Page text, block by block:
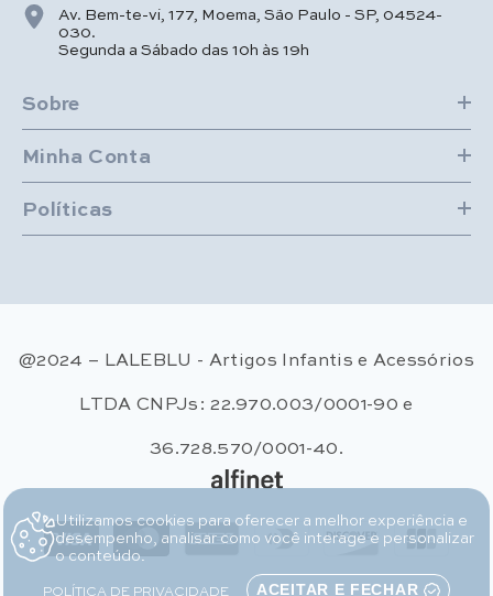
Av. Bem-te-vi, 177, Moema, São Paulo - SP, 04524-
030.
Segunda a Sábado das 10h às 19h
Sobre
Minha Conta
Políticas
@2024 – LALEBLU - Artigos Infantis e Acessórios
LTDA CNPJs: 22.970.003/0001-90 e
36.728.570/0001-40.
Métodos de pagamento
Utilizamos cookies para oferecer a melhor experiência e
desempenho, analisar como você interage e personalizar
o conteúdo.
POLÍTICA DE PRIVACIDADE ACEITAR E FECHAR